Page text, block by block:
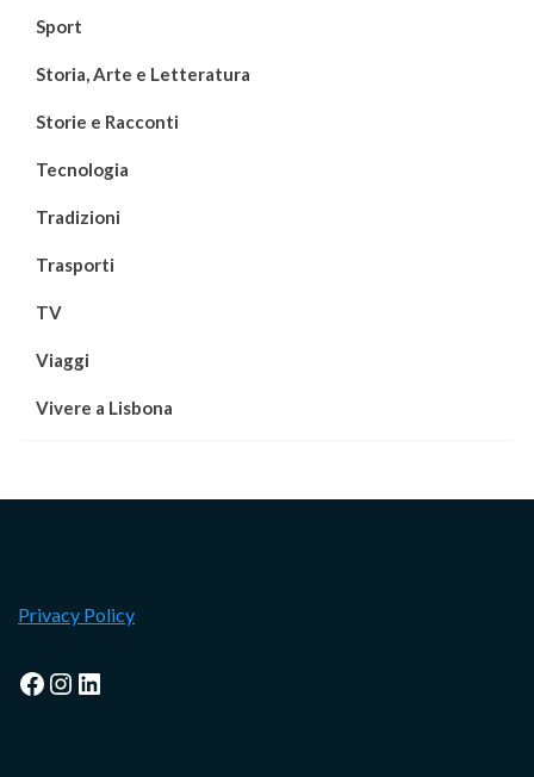
Sport
Storia, Arte e Letteratura
Storie e Racconti
Tecnologia
Tradizioni
Trasporti
TV
Viaggi
Vivere a Lisbona
Privacy Policy
Facebook
Instagram
LinkedIn